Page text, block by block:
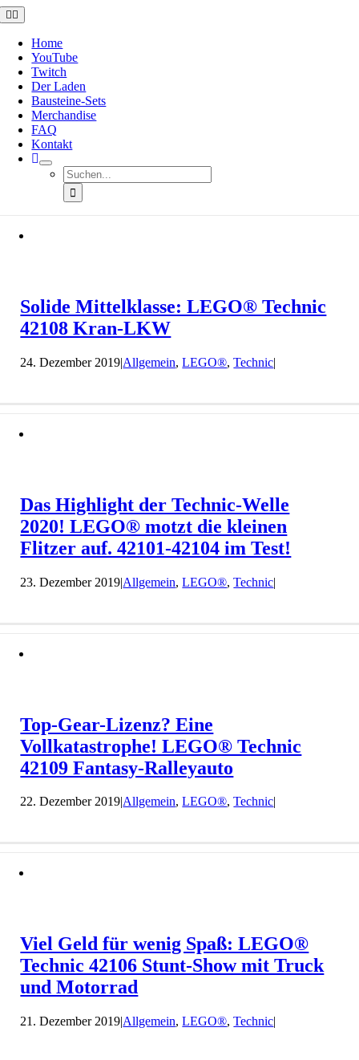
Zum
Inhalt
springen
Toggle
Navigation
Home
YouTube
Twitch
Der Laden
Bausteine-Sets
Merchandise
FAQ
Kontakt
Suche
nach:
Solide Mittelklasse: LEGO® Technic
42108 Kran-LKW
24. Dezember 2019|Allgemein,LEGO®,Technic|
Das Highlight der Technic-Welle
2020! LEGO® motzt die kleinen
Flitzer auf. 42101-42104 im Test!
23. Dezember 2019|Allgemein,LEGO®,Technic|
Top-Gear-Lizenz? Eine
Vollkatastrophe! LEGO® Technic
42109 Fantasy-Ralleyauto
22. Dezember 2019|Allgemein,LEGO®,Technic|
Viel Geld für wenig Spaß: LEGO®
Technic 42106 Stunt-Show mit Truck
und Motorrad
21. Dezember 2019|Allgemein,LEGO®,Technic|